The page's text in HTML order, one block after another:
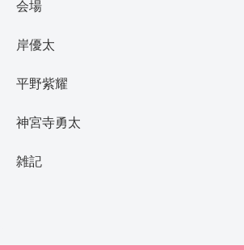
会場
岸優太
平野紫耀
神宮寺勇太
雑記